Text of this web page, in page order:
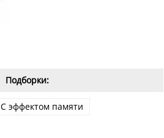
Подборки:
С эффектом памяти